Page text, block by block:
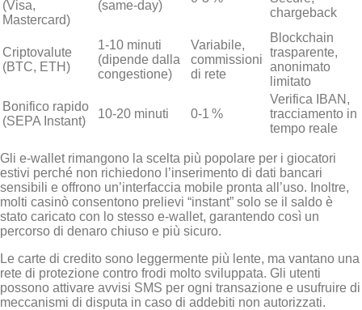
(Visa,
Mastercard)
(same‑day)
chargeback
Criptovalute
(BTC, ETH)
1‑10 minuti
(dipende dalla
congestione)
Variabile,
commissioni
di rete
Blockchain
trasparente,
anonimato
limitato
Bonifico rapido
(SEPA Instant)
10‑20 minuti 0‑1 %
Verifica IBAN,
tracciamento in
tempo reale
Gli e‑wallet rimangono la scelta più popolare per i giocatori
estivi perché non richiedono l’inserimento di dati bancari
sensibili e offrono un’interfaccia mobile pronta all’uso. Inoltre,
molti casinò consentono prelievi “instant” solo se il saldo è
stato caricato con lo stesso e‑wallet, garantendo così un
percorso di denaro chiuso e più sicuro.
Le carte di credito sono leggermente più lente, ma vantano una
rete di protezione contro frodi molto sviluppata. Gli utenti
possono attivare avvisi SMS per ogni transazione e usufruire di
meccanismi di disputa in caso di addebiti non autorizzati.